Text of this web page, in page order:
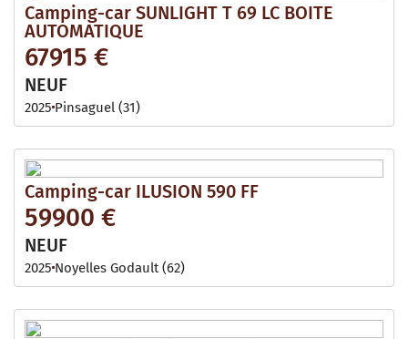
Camping-car SUNLIGHT T 69 LC BOITE
AUTOMATIQUE
67915 €
NEUF
2025 Pinsaguel (31)
Camping-car ILUSION 590 FF
59900 €
NEUF
2025 Noyelles Godault (62)